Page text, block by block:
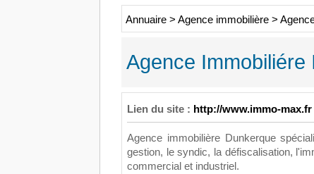
Annuaire > Agence immobilière >
Agence Immobiliére
Lien du site : http://www.immo-max.fr
Agence immobilière Dunkerque
gestion, le syndic, la défiscalisation,
commercial et industriel.